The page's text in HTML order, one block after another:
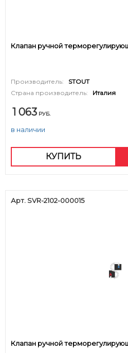
Клапан ручной
Производитель:
STOUT
Страна производитель:
Италия
1 063 РУБ.
в наличии
КУПИТЬ
Арт. SVR-2102-000015
Клапан ручной